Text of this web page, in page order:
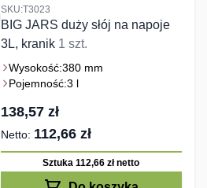
SKU:T3023
BIG JARS duży słój na napoje
3L, kranik 1 szt.
Wysokość:380 mm
Pojemność:3 l
138,57 zł
112,66 zł
Sztuka 112,66 złnetto